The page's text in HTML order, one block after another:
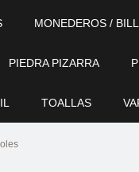
MONEDEROS /
PIEDRA PIZARRA
TOALLAS